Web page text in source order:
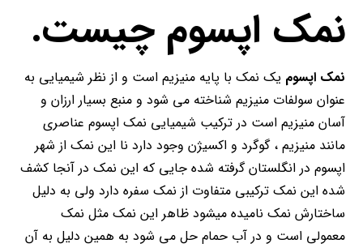
نمک اپسوم چیست.
نمک اپسوم یک نمک با پایه منیزیم است و از نظر شیمیایی به
عنوان سولفات منیزیم شناخته می شود و منبع بسیار ارزان و
آسان منیزیم است در ترکیب شیمیایی نمک اپسوم عناصری
مانند منیزیم ، گوگرد و اکسیژن وجود دارد نا این نمک از شهر
اپسوم در انگلستان گرفته شده جایی که این نمک در آنجا کشف
شده این نمک ترکیبی متفاوت از نمک سفره دارد ولی به دلیل
ساختارش نمک نامیده میشود ظاهر این نمک مثل نمک
معمولی است و در آب حمام حل می شود به همین دلیل به آن